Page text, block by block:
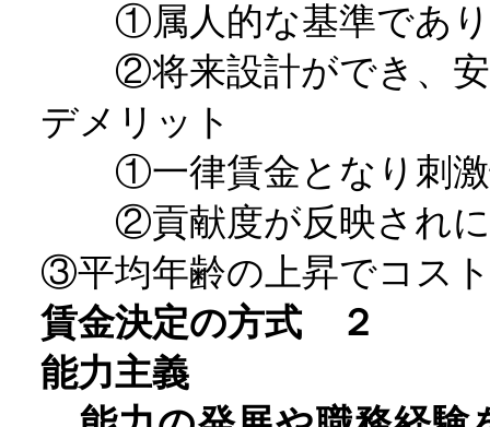
①属人的な基準であり
②将来設計ができ、安
デメリット
①一律賃金となり刺激
②貢献度が反映されに
③平均年齢の上昇でコス
賃金決定の方式 ２
能力主義